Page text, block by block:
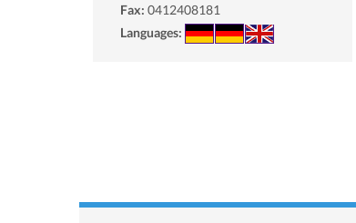
Fax: 0412408181
Languages: